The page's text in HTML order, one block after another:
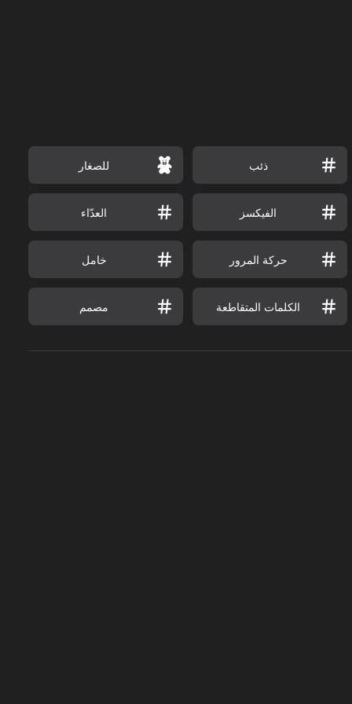
ذئب للصغار
الفيكسز العدّاء
حركة المرور خامل
الكلمات المتقاطعة مصمم